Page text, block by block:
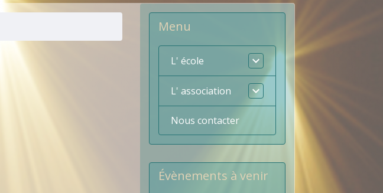
Menu
L' école
L' association
Nous contacter
Évènements à venir